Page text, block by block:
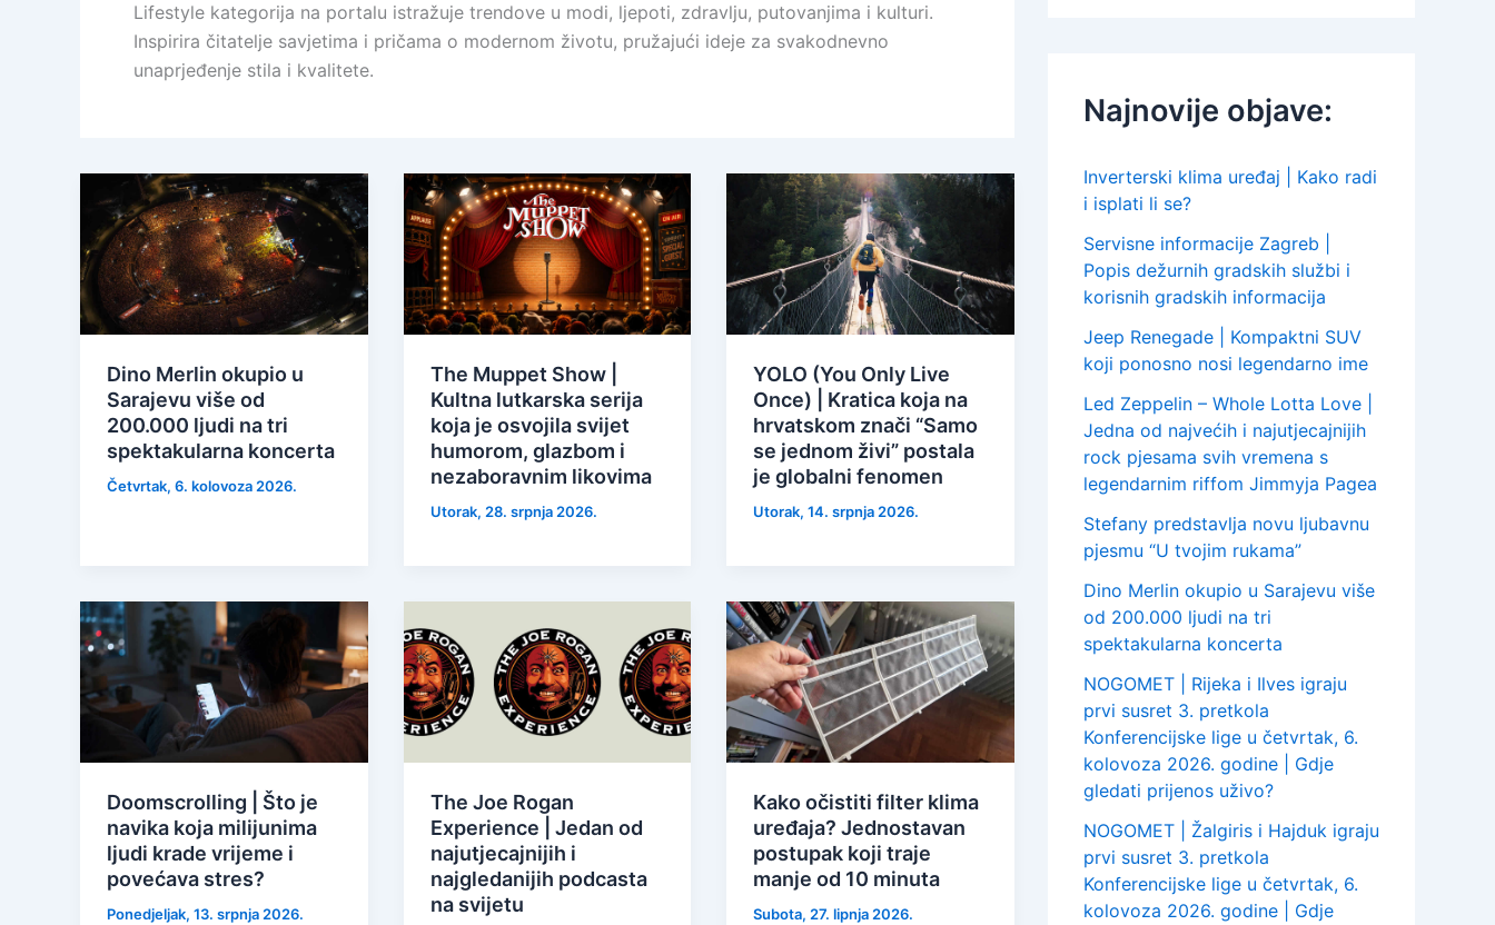
Lifestyle kategorija na portalu istražuje trendove u modi, ljepoti, zdravlju, putovanjima i kulturi.
Inspirira čitatelje savjetima i pričama o modernom životu, pružajući ideje za svakodnevno
unaprjeđenje stila i kvalitete.
Dino Merlin okupio u
Sarajevu više od
200.000 ljudi na tri
spektakularna koncerta
Četvrtak, 6. kolovoza 2026.
The Muppet Show |
Kultna lutkarska serija
koja je osvojila svijet
humorom, glazbom i
nezaboravnim likovima
Utorak, 28. srpnja 2026.
YOLO (You Only Live
Once) | Kratica koja na
hrvatskom znači “Samo
se jednom živi” postala
je globalni fenomen
Utorak, 14. srpnja 2026.
Doomscrolling | Što je
navika koja milijunima
ljudi krade vrijeme i
povećava stres?
Ponedjeljak, 13. srpnja 2026.
The Joe Rogan
Experience | Jedan od
najutjecajnijih i
najgledanijih podcasta
na svijetu
Kako očistiti filter klima
uređaja? Jednostavan
postupak koji traje
manje od 10 minuta
Subota, 27. lipnja 2026.
o
rNajnovije objave:
Inverterski klima uređaj | Kako radi
i isplati li se?
Servisne informacije Zagreb |
Popis dežurnih gradskih službi i
korisnih gradskih informacija
Jeep Renegade | Kompaktni SUV
koji ponosno nosi legendarno ime
Led Zeppelin – Whole Lotta Love |
Jedna od najvećih i najutjecajnijih
rock pjesama svih vremena s
legendarnim riffom Jimmyja Pagea
Stefany predstavlja novu ljubavnu
pjesmu “U tvojim rukama”
Dino Merlin okupio u Sarajevu više
od 200.000 ljudi na tri
spektakularna koncerta
NOGOMET | Rijeka i Ilves igraju
prvi susret 3. pretkola
Konferencijske lige u četvrtak, 6.
kolovoza 2026. godine | Gdje
gledati prijenos uživo?
NOGOMET | Žalgiris i Hajduk igraju
prvi susret 3. pretkola
Konferencijske lige u četvrtak, 6.
kolovoza 2026. godine | Gdje